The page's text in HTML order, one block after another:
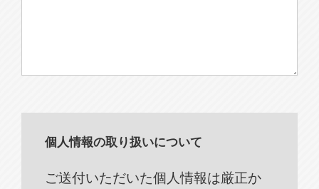
個人情報の取り扱いについて
ご送付いただいた個人情報は厳正か